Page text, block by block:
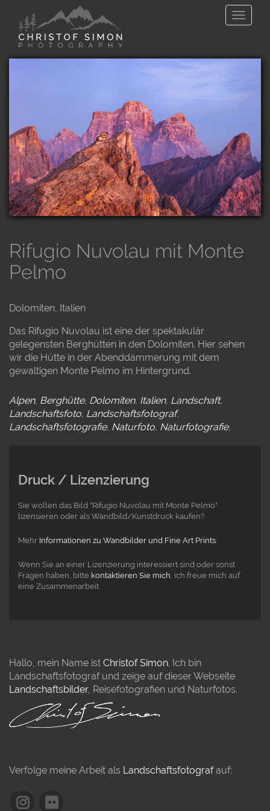
Toggle
Rifugio Nuvolau mit Monte
Pelmo
Dolomiten, Italien
Das Rifugio Nuvolau ist eine der spektakulär
gelegensten Berghütten in den Dolomiten. Hier sehen
wir die Hütte in der Abenddämmerung mit dem
gewaltigen Monte Pelmo im Hintergrund.
Alpen Berghütte Dolomiten Italien Landschaft
Landschaftsfoto Landschaftsfotograf
Landschaftsfotografie Naturfoto Naturfotografie
Druck / Lizenzierung
Sie wollen das Bild "Rifugio Nuvolau mit Monte Pelmo"
lizensieren oder als Wandbild/Kunstdruck kaufen?
Mehr Informationen zu Wandbilder und Fine Art Prints.
Wenn Sie an einer Lizenzierung interessiert sind oder sonst
Fragen haben, bitte kontaktieren Sie mich , ich freue mich auf
eine Zusammenarbeit.
Hallo, mein Name ist Christof Simon. Ich bin
Landschaftsfotograf und zeige auf dieser Webseite
Landschaftsbilder, Reisefotografien und Naturfotos.
Verfolge meine Arbeit als Landschaftsfotografauf: